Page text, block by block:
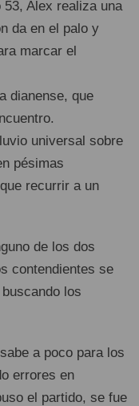
Alex realiza una
da en el palo y
marcar el
dianense, que
universal sobre
pésimas
recurrir a un
de los dos
contendientes se
los
a poco para los
errores en
el partido, se fue